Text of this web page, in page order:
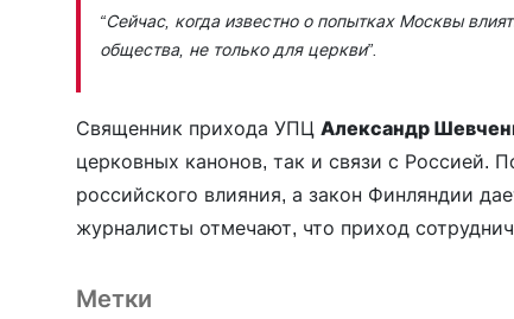
“Сейчас, когда известно о попытках Москвы
общества, не только для церкви”.
Священник прихода УПЦ Александр
церковных канонов, так и связи с Россией.
российского влияния, а закон Финляндии
журналисты отмечают, что приход
Метки